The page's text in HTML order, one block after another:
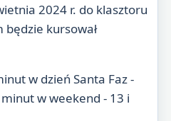
2024 r. do klasztoru
będzie kursował
w dzień Santa Faz -
w weekend - 13 i